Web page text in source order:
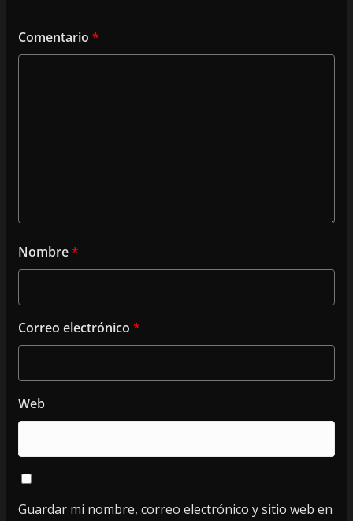
Comentario *
Nombre*
Correo electrónico *
Web
Guardar mi nombre, correo electrónico y sitio web en